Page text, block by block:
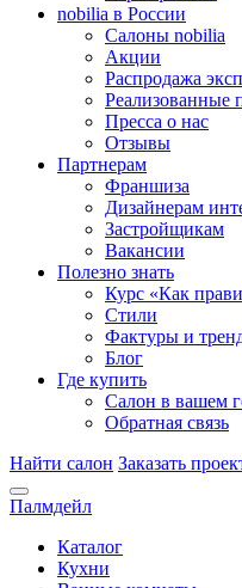
nobilia в России
Салоны nobilia
Акции
Распродажа
Реализованные
Пресса о нас
Отзывы
Партнерам
Франшиза
Дизайнерам
Застройщикам
Вакансии
Полезно знать
Курс «Как
Cтили
Фактуры и
Блог
Где купить
Салон в вашем
Обратная связь
Найти салон Заказать
Палмдейл
Каталог
Кухни